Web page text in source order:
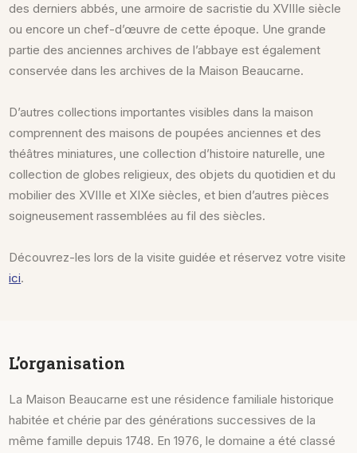
des derniers abbés, une armoire de sacristie du XVIIIe siècle
ou encore un chef-d’œuvre de cette époque. Une grande
partie des anciennes archives de l’abbaye est également
conservée dans les archives de la Maison Beaucarne.
D’autres collections importantes visibles dans la maison
comprennent des maisons de poupées anciennes et des
théâtres miniatures, une collection d’histoire naturelle, une
collection de globes religieux, des objets du quotidien et du
mobilier des XVIIIe et XIXe siècles, et bien d’autres pièces
soigneusement rassemblées au fil des siècles.
Découvrez-les lors de la visite guidée et réservez votre visite
ici.
L’organisation
La Maison Beaucarne est une résidence familiale historique
habitée et chérie par des générations successives de la
même famille depuis 1748. En 1976, le domaine a été classé